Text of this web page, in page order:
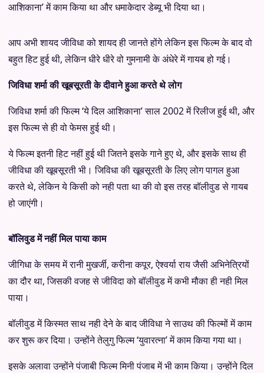
आशिकाना’ में काम किया था और धमाकेदार डेब्यू भी दिया था।
आप अभी शायद जीविधा को शायद ही जानते होंगे लेकिन इस फिल्म के बाद वो
बहुत हिट हुई थी, लेकिन धीरे धीरे वो गुमनामी के अंधेरे में गायब हो गई।
जिविधा शर्मा की खूबसूरती के दीवाने हुआ करते थे लोग
जिविधा शर्मा की फिल्म ‘ये दिल आशिकाना’ साल 2002 में रिलीज हुई थी, और
इस फिल्म से ही वो फेमस हुई थी।
ये फिल्म इतनी हिट नहीं हुई थी जितने इसके गाने हुए थे, और इसके साथ ही
जीविधा की खूबसूरती भी। जिविधा की खूबसूरती के लिए लोग पागल हुआ
करते थे, लेकिन ये किसी को नही पता था की वो इस तरह बॉलीवुड से गायब
हो जाएंगी।
बॉलिवुड में नहीं मिल पाया काम
जीगिधा के समय में रानी मुखर्जी, करीना कपूर, ऐश्वर्या राय जैसी अभिनेत्रियों
का दौर था, जिसकी वजह से जीविदा को बॉलीवुड में कभी मौका ही नही मिल
पाया।
बॉलीवुड में किस्मत साथ नही देने के बाद जीविधा ने साउथ की फिल्मों में काम
कर शुरू कर दिया। उन्होंने तेलुगु फिल्म ‘युवारत्ना’ में काम किया गया था।
इसके अलावा उन्होंने पंजाबी फिल्म मिनी पंजाब में भी काम किया। उन्होंने दिल